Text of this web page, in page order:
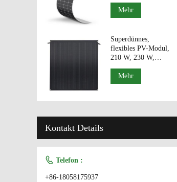
China
Mehr
Superdünnes,
flexibles PV-Modul,
210 W, 230 W,
Solarmodule
Mehr
Kontakt Details
 Telefon :
+86-18058175937